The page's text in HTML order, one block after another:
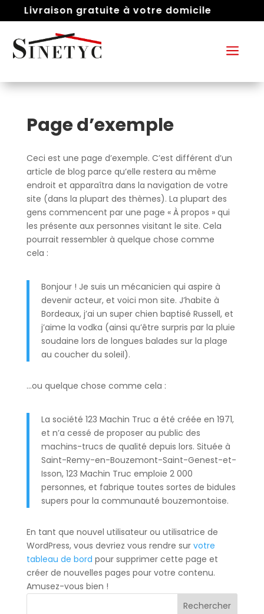
Livraison gratuite à votre domicile
a
Page d’exemple
Ceci est une page d’exemple. C’est différent d’un
article de blog parce qu’elle restera au même
endroit et apparaîtra dans la navigation de votre
site (dans la plupart des thèmes). La plupart des
gens commencent par une page « À propos » qui
les présente aux personnes visitant le site. Cela
pourrait ressembler à quelque chose comme
cela :
Bonjour ! Je suis un mécanicien qui aspire à
devenir acteur, et voici mon site. J’habite à
Bordeaux, j’ai un super chien baptisé Russell, et
j’aime la vodka (ainsi qu’être surpris par la pluie
soudaine lors de longues balades sur la plage
au coucher du soleil).
…ou quelque chose comme cela :
La société 123 Machin Truc a été créée en 1971,
et n’a cessé de proposer au public des
machins-trucs de qualité depuis lors. Située à
Saint-Remy-en-Bouzemont-Saint-Genest-et-
Isson, 123 Machin Truc emploie 2 000
personnes, et fabrique toutes sortes de bidules
supers pour la communauté bouzemontoise.
En tant que nouvel utilisateur ou utilisatrice de
WordPress, vous devriez vous rendre sur votre
tableau de bord pour supprimer cette page et
créer de nouvelles pages pour votre contenu.
Amusez-vous bien !
Rechercher